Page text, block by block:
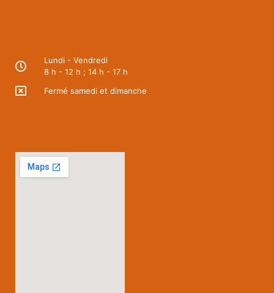
Lundi - Vendredi
8 h - 12 h ; 14 h - 17 h
Fermé samedi et dimanche